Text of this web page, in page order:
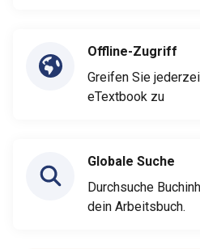
Offline-Zugriff
Greifen Sie
eTextbook zu
Globale Suche
Durchsuche
dein Arbeitsbuch.